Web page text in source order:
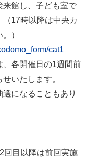
来館し、子ども室で
17時以降は中央カ
）
cat1
各開催日の1週間前
いたします。
になることもあり
回目以降は前回実施